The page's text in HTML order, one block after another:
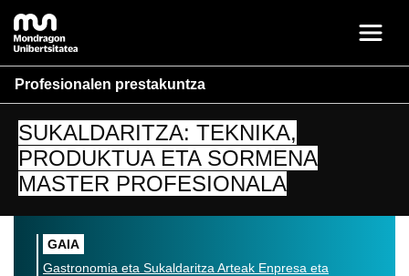
Profesionalen prestakuntza
SUKALDARITZA: TEKNIKA,
PRODUKTUA ETA SORMENA
MASTER PROFESIONALA
GAIA
Gastronomia eta Sukaldaritza Arteak Enpresa eta